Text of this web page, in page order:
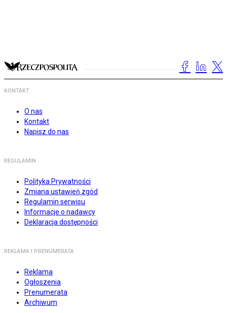
KONTAKT
O nas
Kontakt
Napisz do nas
REGULAMIN
Polityka Prywatności
Zmiana ustawień zgód
Regulamin serwisu
Informacje o nadawcy
Deklaracja dostępności
REKLAMA I PRENUMERATA
Reklama
Ogłoszenia
Prenumerata
Archiwum